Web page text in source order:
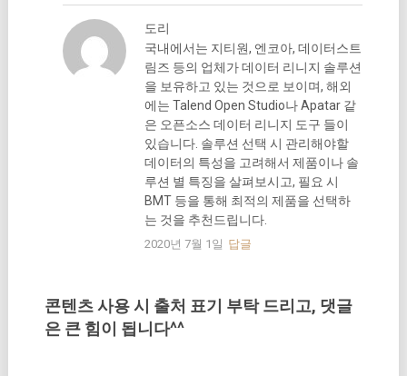
도리
국내에서는 지티원, 엔코아, 데이터스트
림즈 등의 업체가 데이터 리니지 솔루션
을 보유하고 있는 것으로 보이며, 해외
에는 Talend Open Studio나 Apatar 같
은 오픈소스 데이터 리니지 도구 들이
있습니다. 솔루션 선택 시 관리해야할
데이터의 특성을 고려해서 제품이나 솔
루션 별 특징을 살펴보시고, 필요 시
BMT 등을 통해 최적의 제품을 선택하
는 것을 추천드립니다.
2020년 7월 1일 답글
콘텐츠 사용 시 출처 표기 부탁 드리고, 댓글
은 큰 힘이 됩니다^^